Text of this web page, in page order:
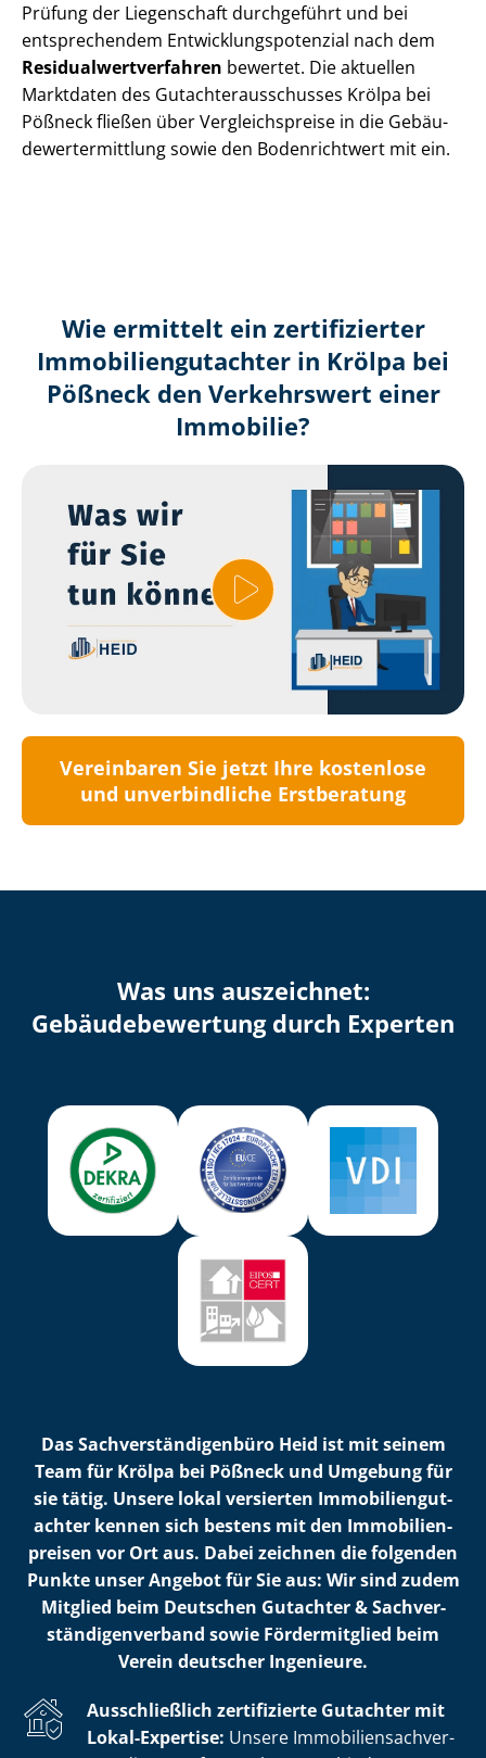
Prüfung der Liegenschaft durchgeführt und bei
entsprechendem Ent­wick­lungs­po­ten­zi­al nach dem
Re­si­du­al­wert­ver­fah­ren bewertet. Die aktuellen
Marktdaten des Gut­ach­ter­aus­schus­ses Krölpa bei
Pößneck fließen über Ver­gleichs­prei­se in die Ge­bäu­
de­wert­ermitt­lung sowie den Bodenrichtwert mit ein.
Wie ermittelt ein zertifizierter
Immobilien­gutachter in Krölpa bei
Pößneck den Verkehrswert einer
Immobilie?
Vereinbaren Sie jetzt Ihre kostenlose
und unverbindliche Erstberatung
Was uns auszeichnet:
Ge­bäu­de­be­wer­tung durch Experten
Das Sach­ver­stän­di­gen­bü­ro Heid ist mit seinem
Team für Krölpa bei Pößneck und Umgebung für
sie tätig. Unsere lokal versierten Im­mo­bi­li­en­gut­
ach­ter kennen sich bestens mit den Im­mo­bi­li­en­
prei­sen vor Ort aus. Dabei zeichnen die folgenden
Punkte unser Angebot für Sie aus: Wir sind zudem
Mitglied beim Deutschen Gutachter & Sach­ver­
stän­di­gen­ver­band sowie Fördermitglied beim
Verein deutscher Ingenieure.
Ausschließlich zertifizierte Gutachter mit
Lokal-Expertise: Unsere Im­mo­bi­li­en­sach­ver­